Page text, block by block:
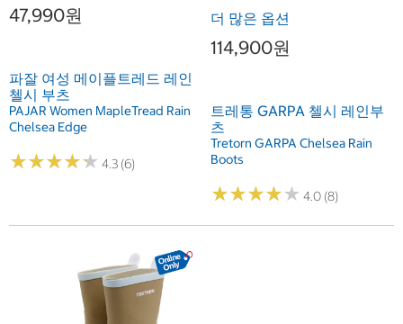
47,990원
파잘 여성 메이플트레드 레인
첼시 부츠
PAJAR Women MapleTread Rain
Chelsea Edge
★★★★★
★★★★★ 4.3 (6)
더 많은 옵션
114,900원
트레통 GARPA 첼시 레인부
츠
Tretorn GARPA Chelsea Rain
Boots
★★★★★
★★★★★ 4.0 (8)